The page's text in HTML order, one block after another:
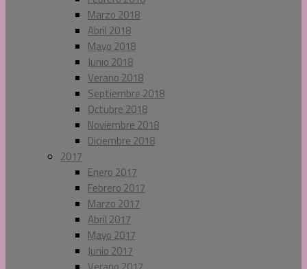
Marzo 2018
Abril 2018
Mayo 2018
Junio 2018
Verano 2018
Septiembre 2018
Octubre 2018
Noviembre 2018
Diciembre 2018
2017
Enero 2017
Febrero 2017
Marzo 2017
Abril 2017
Mayo 2017
Junio 2017